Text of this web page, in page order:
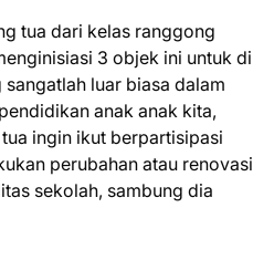
tua dari kelas ranggong
3 objek ini untuk di
luar biasa dalam
anak anak kita,
ingin ikut berpartisipasi
perubahan atau renovasi
sekolah, sambung dia